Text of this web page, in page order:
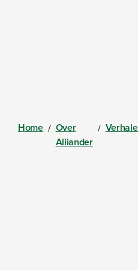
Home / Over
Alliander
/